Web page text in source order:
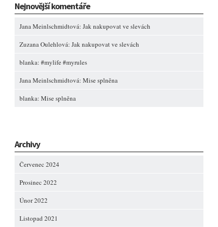
Nejnovější komentáře
Jana Meinlschmidtová: Jak nakupovat ve slevách
Zuzana Oulehlová: Jak nakupovat ve slevách
blanka: #mylife #myrules
Jana Meinlschmidtová: Mise splněna
blanka: Mise splněna
Archivy
Červenec 2024
Prosinec 2022
Únor 2022
Listopad 2021